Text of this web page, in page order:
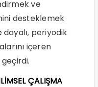
ve
desteklemek
periyodik
içeren
ÇALIŞMA